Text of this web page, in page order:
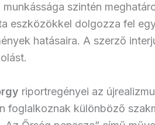
munkássága szintén
eszközökkel dolgozza fel
hatásaira. A szerző
riportregényei az
foglalkoznak különböző